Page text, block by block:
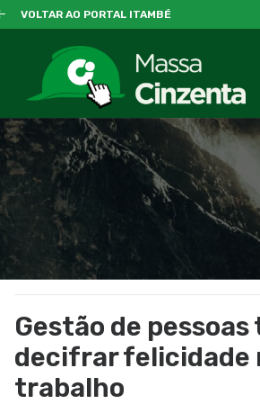
VOLTAR AO PORTAL ITAMBÉ
Gestão de
decifrar felicidade
trabalho